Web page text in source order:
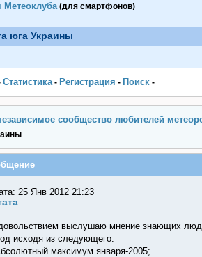
Метеоклуба(для смартфонов)
юга Украины
Статистика- Pегистрация - Поиск -
сообщество любителей
25 Янв 2012 21:23
выслушаю мнение знающих
исходя из следующего:
максимум января-2005;